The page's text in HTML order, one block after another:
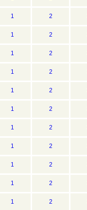
1 2
1 2
1 2
1 2
1 2
1 2
1 2
1 2
1 2
1 2
1 2